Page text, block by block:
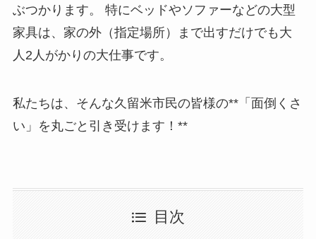
ぶつかります。 特にベッドやソファーなどの大型
家具は、家の外（指定場所）まで出すだけでも大
人2人がかりの大仕事です。
私たちは、そんな久留米市民の皆様の**「面倒くさ
い」を丸ごと引き受けます！**
目次